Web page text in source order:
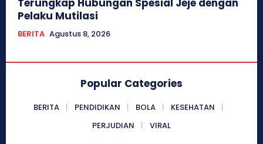
Pelaku Mutilasi
BERITA Agustus 8, 2026
Popular Categories
BERITA PENDIDIKAN BOLA
KESEHATAN
PERJUDIAN
VIRAL